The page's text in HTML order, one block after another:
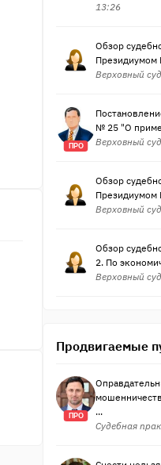
13:26
Обзор
Президиумом
Верховный
ПРО
№ 25 "О
Верховный
Обзор
Президиумом
Верховный
Обзор
2. По
Верховный
Продвигаемые
ПРО
...
Судебная